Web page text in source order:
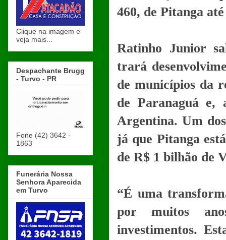
460, de Pitanga
Ratinho Junior
trará
de municípios da
de Paranaguá
Argentina. Um
já que Pitanga
de R$ 1 bilhão de
“É uma
por muitos
investimentos.
Clique na imagem e
veja mais...
Despachante Brugg
- Turvo - PR
Fone (42) 3642 -
1863
Funerária Nossa
Senhora Aparecida
em Turvo